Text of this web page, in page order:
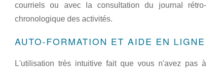
courriels ou avec la consultation du journal rétro-
chronologique des activités.
AUTO-FORMATION ET AIDE EN LIGNE
L'utilisation très intuitive fait que vous n'avez pas à